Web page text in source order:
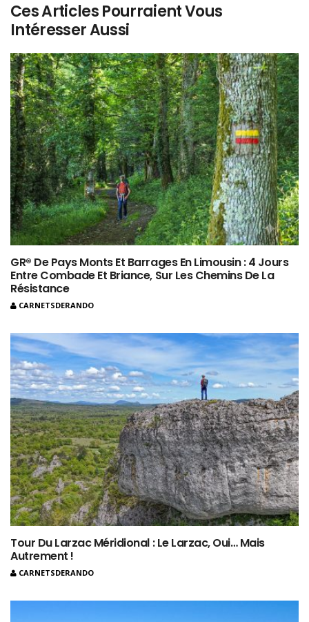
Ces Articles Pourraient Vous
Intéresser Aussi
GR® De Pays Monts Et Barrages En Limousin : 4 Jours
Entre Combade Et Briance, Sur Les Chemins De La
Résistance
CARNETSDERANDO
Tour Du Larzac Méridional : Le Larzac, Oui… Mais
Autrement !
CARNETSDERANDO